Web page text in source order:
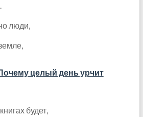
люди,
целый день урчит
будет,